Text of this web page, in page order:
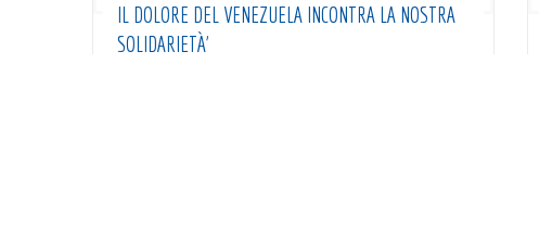
IL DOLORE DEL VENEZUELA INCONTRA LA NOSTRA
SOLIDARIETÀ’